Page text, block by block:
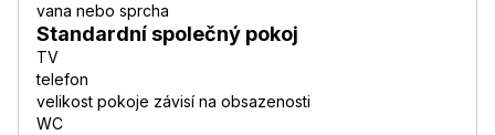
vana nebo sprcha
Standardní společný pokoj
TV
telefon
velikost pokoje závisí na obsazenosti
WC